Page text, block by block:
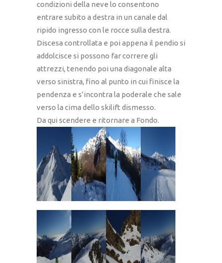
condizioni della neve lo consentono
entrare subito a destra in un canale dal
ripido ingresso con le rocce sulla destra.
Discesa controllata e poi appena il pendio si
addolcisce si possono far correre gli
attrezzi, tenendo poi una diagonale alta
verso sinistra, fino al punto in cui finisce la
pendenza e s’incontra la poderale che sale
verso la cima dello skilift dismesso.
Da qui scendere e ritornare a Fondo.